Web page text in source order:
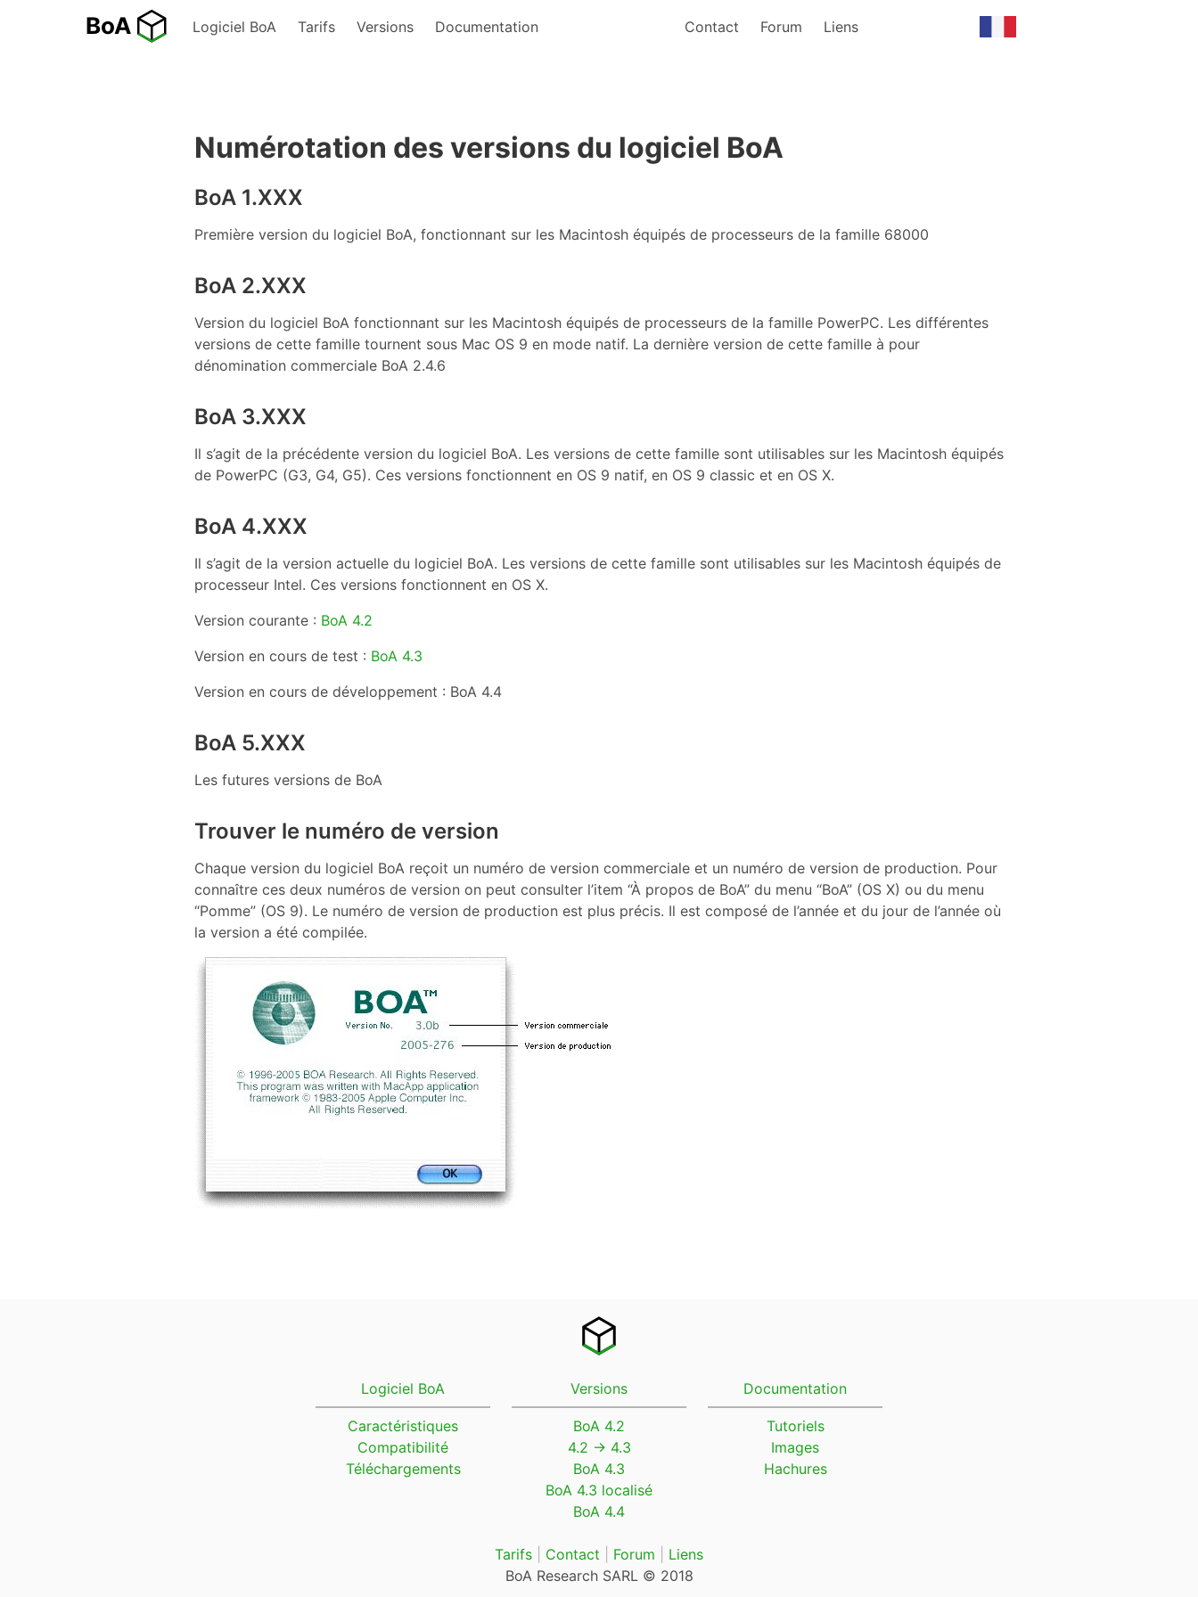
Logiciel BoA Tarifs Versions Documentation Contact Forum Liens
Numérotation des versions du logiciel BoA
BoA 1.XXX
Première version du logiciel BoA, fonctionnant sur les Macintosh équipés de processeurs de la famille 68000
BoA 2.XXX
Version du logiciel BoA fonctionnant sur les Macintosh équipés de processeurs de la famille PowerPC. Les différentes
versions de cette famille tournent sous Mac OS 9 en mode natif. La dernière version de cette famille à pour
dénomination commerciale BoA 2.4.6
BoA 3.XXX
Il s’agit de la précédente version du logiciel BoA. Les versions de cette famille sont utilisables sur les Macintosh équipés
de PowerPC (G3, G4, G5). Ces versions fonctionnent en OS 9 natif, en OS 9 classic et en OS X.
BoA 4.XXX
Il s’agit de la version actuelle du logiciel BoA. Les versions de cette famille sont utilisables sur les Macintosh équipés de
processeur Intel. Ces versions fonctionnent en OS X.
Version courante : BoA 4.2
Version en cours de test : BoA 4.3
Version en cours de développement : BoA 4.4
BoA 5.XXX
Les futures versions de BoA
Trouver le numéro de version
Chaque version du logiciel BoA reçoit un numéro de version commerciale et un numéro de version de production. Pour
connaître ces deux numéros de version on peut consulter l’item “À propos de BoA” du menu “BoA” (OS X) ou du menu
“Pomme” (OS 9). Le numéro de version de production est plus précis. Il est composé de l’année et du jour de l’année où
la version a été compilée.
Logiciel BoA
Caractéristiques
Compatibilité
Téléchargements
Versions
BoA 4.2
4.2 → 4.3
BoA 4.3
BoA 4.3 localisé
BoA 4.4
Documentation
Tutoriels
Images
Hachures
Tarifs Contact Forum
Liens
BoA Research SARL © 2018